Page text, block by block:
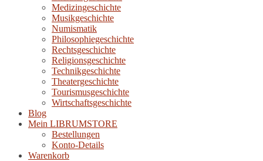
Medizingeschichte
Musikgeschichte
Numismatik
Philosophiegeschichte
Rechtsgeschichte
Religionsgeschichte
Technikgeschichte
Theatergeschichte
Tourismusgeschichte
Wirtschaftsgeschichte
Blog
Mein LIBRUMSTORE
Bestellungen
Konto-Details
Warenkorb